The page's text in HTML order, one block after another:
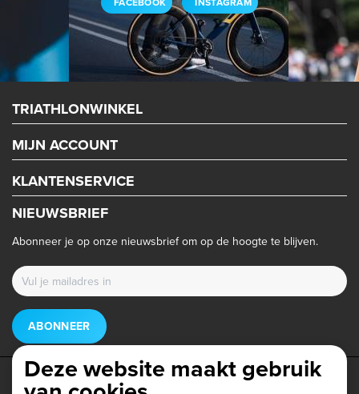
TRIATHLONWINKEL
MIJN ACCOUNT
KLANTENSERVICE
NIEUWSBRIEF
Abonneer je op onze nieuwsbrief om op de hoogte te blijven.
ABONNEER
Deze website maakt gebruik